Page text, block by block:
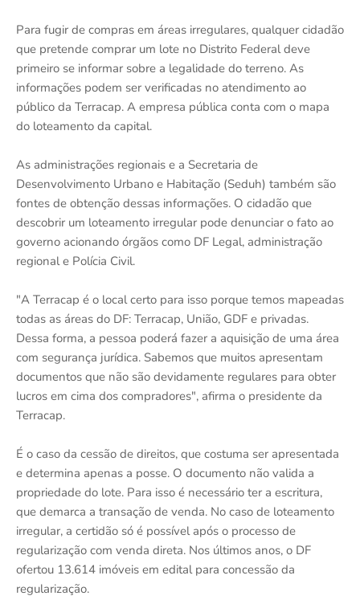
Para fugir de compras em áreas irregulares, qualquer cidadão
que pretende comprar um lote no Distrito Federal deve
primeiro se informar sobre a legalidade do terreno. As
informações podem ser verificadas no atendimento ao
público da Terracap. A empresa pública conta com o mapa
do loteamento da capital.
As administrações regionais e a Secretaria de
Desenvolvimento Urbano e Habitação (Seduh) também são
fontes de obtenção dessas informações. O cidadão que
descobrir um loteamento irregular pode denunciar o fato ao
governo acionando órgãos como DF Legal, administração
regional e Polícia Civil.
"A Terracap é o local certo para isso porque temos mapeadas
todas as áreas do DF: Terracap, União, GDF e privadas.
Dessa forma, a pessoa poderá fazer a aquisição de uma área
com segurança jurídica. Sabemos que muitos apresentam
documentos que não são devidamente regulares para obter
lucros em cima dos compradores", afirma o presidente da
Terracap.
É o caso da cessão de direitos, que costuma ser apresentada
e determina apenas a posse. O documento não valida a
propriedade do lote. Para isso é necessário ter a escritura,
que demarca a transação de venda. No caso de loteamento
irregular, a certidão só é possível após o processo de
regularização com venda direta. Nos últimos anos, o DF
ofertou 13.614 imóveis em edital para concessão da
regularização.